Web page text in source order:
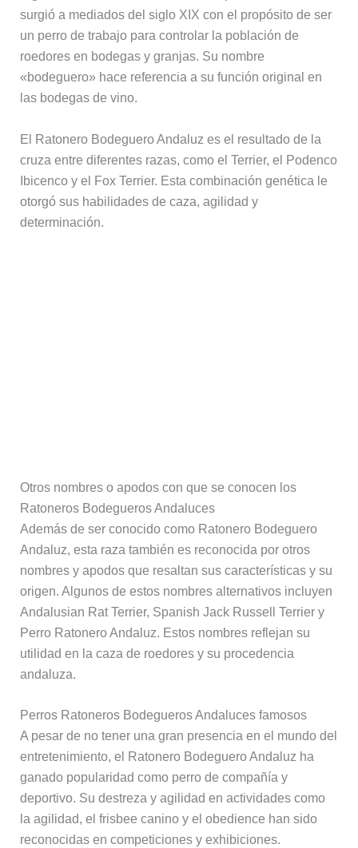
surgió a mediados del siglo XIX con el propósito de ser
un perro de trabajo para controlar la población de
roedores en bodegas y granjas. Su nombre
«bodeguero» hace referencia a su función original en
las bodegas de vino.
El Ratonero Bodeguero Andaluz es el resultado de la
cruza entre diferentes razas, como el Terrier, el Podenco
Ibicenco y el Fox Terrier. Esta combinación genética le
otorgó sus habilidades de caza, agilidad y
determinación.
Otros nombres o apodos con que se conocen los
Ratoneros Bodegueros Andaluces
Además de ser conocido como Ratonero Bodeguero
Andaluz, esta raza también es reconocida por otros
nombres y apodos que resaltan sus características y su
origen. Algunos de estos nombres alternativos incluyen
Andalusian Rat Terrier, Spanish Jack Russell Terrier y
Perro Ratonero Andaluz. Estos nombres reflejan su
utilidad en la caza de roedores y su procedencia
andaluza.
Perros Ratoneros Bodegueros Andaluces famosos
A pesar de no tener una gran presencia en el mundo del
entretenimiento, el Ratonero Bodeguero Andaluz ha
ganado popularidad como perro de compañía y
deportivo. Su destreza y agilidad en actividades como
la agilidad, el frisbee canino y el obedience han sido
reconocidas en competiciones y exhibiciones.